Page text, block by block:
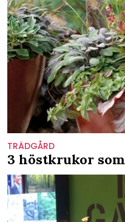
TRÄDGÅRD
3 höstkrukor